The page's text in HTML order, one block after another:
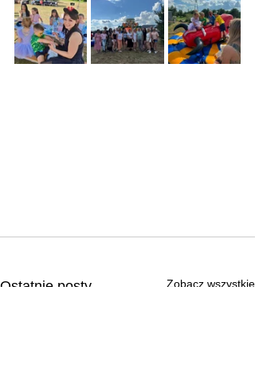
Ostatnie posty Zobacz wszystkie